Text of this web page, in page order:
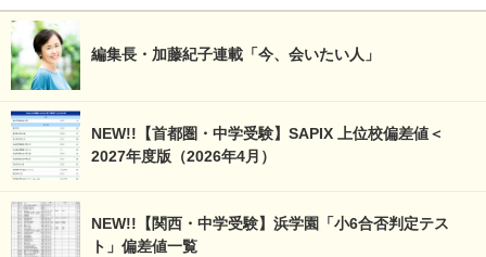
編集長・加藤紀子連載「今、会いたい人」
NEW!!【首都圏・中学受験】SAPIX 上位校偏差値＜
2027年度版（2026年4月）
NEW!!【関西・中学受験】浜学園「小6合否判定テス
ト」偏差値一覧